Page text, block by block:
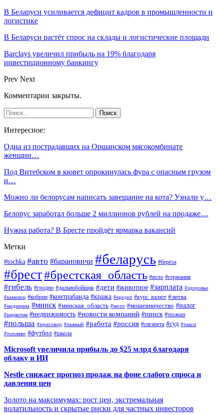
В Беларуси усиливается дефицит кадров в промышленности и
логистике
В Беларуси растёт спрос на склады и логистические площади
Barclays увеличил прибыль на 19% благодаря
инвестиционному банкингу
Prev Next
Комментарии закрыты.
Интересное:
Одна из пострадавших на Оршанском мясокомбинате
женщин…
Под Витебском в кювет опрокинулась фура с опасным грузом
и…
Можно ли белорусам написать завещание на кота? Узнали у…
Белорус заработал больше 2 миллионов рублей на продаже…
Нужна работа? В Бресте пройдёт ярмарка вакансий
Метки
#tochka #авто #барановичи #беларусь #берёза
#брест#брестская_область #вело #германия
#гибель #гродно #дальнобойщик #дети #животное #зарплата #здоровье
#каменец #кобрин #контрабанда #кража #кредит #курс_валют #литва
#медицина #минск #минская_область #мото #мошенничество #налог
#наркотик #недвижимость #новости компаний #пинск #пожар
#польша #приговор #пьяный #работа #россия #сигарета #суд #такси
#топливо #футбол #школа
Microsoft увеличила прибыль до $25 млрд благодаря
облаку и ИИ
Nestle снижает прогноз продаж на фоне слабого спроса и
давления цен
Золото на максимумах: рост цен, экстремальная
волатильность и скрытые риски для частных инвесторов